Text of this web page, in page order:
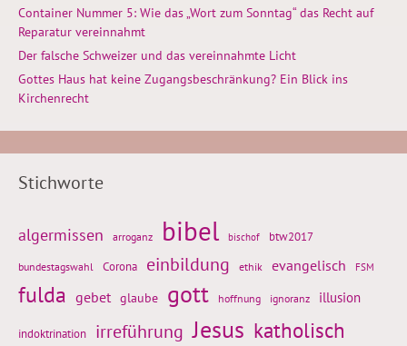
Container Nummer 5: Wie das „Wort zum Sonntag“ das Recht auf
Reparatur vereinnahmt
Der falsche Schweizer und das vereinnahmte Licht
Gottes Haus hat keine Zugangsbeschränkung? Ein Blick ins
Kirchenrecht
Stichworte
algermissen arroganz bibel bischof btw2017
bundestagswahl Corona einbildung ethik evangelisch FSM
fulda gebet glaube gott hoffnung ignoranz illusion
indoktrination irreführung Jesus katholisch